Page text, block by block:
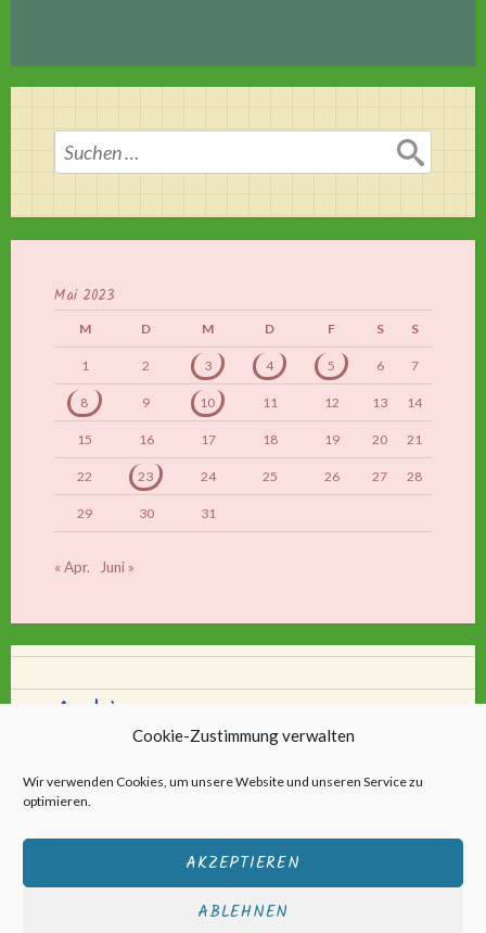
Cookie-Zustimmung verwalten
Wir verwenden Cookies, um unsere Website und unseren Service zu
optimieren.
AKZEPTIEREN
ABLEHNEN
Suchen
nach:
Mai 2023
M D M D F S S
1 2 3 4 5 6 7
8 9 10 11 12 13 14
15 16 17 18 19 20 21
22 23 24 25 26 27 28
29 30 31
« Apr. Juni »
Archiv